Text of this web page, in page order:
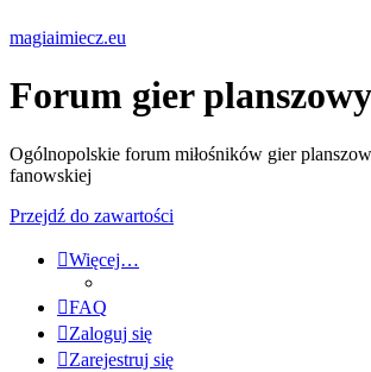
magiaimiecz.eu
Forum gier
Ogólnopolskie forum miłośników gier
fanowskiej
Przejdź do zawartości
Więcej…
FAQ
Zaloguj się
Zarejestruj się